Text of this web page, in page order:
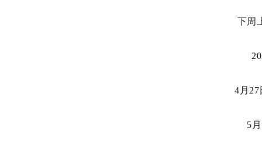
下周
4月
5